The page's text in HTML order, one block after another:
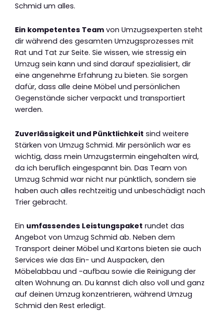
Schmid um alles.
Ein kompetentes Team von Umzugsexperten steht
dir während des gesamten Umzugsprozesses mit
Rat und Tat zur Seite. Sie wissen, wie stressig ein
Umzug sein kann und sind darauf spezialisiert, dir
eine angenehme Erfahrung zu bieten. Sie sorgen
dafür, dass alle deine Möbel und persönlichen
Gegenstände sicher verpackt und transportiert
werden.
Zuverlässigkeit und Pünktlichkeit sind weitere
Stärken von Umzug Schmid. Mir persönlich war es
wichtig, dass mein Umzugstermin eingehalten wird,
da ich beruflich eingespannt bin. Das Team von
Umzug Schmid war nicht nur pünktlich, sondern sie
haben auch alles rechtzeitig und unbeschädigt nach
Trier gebracht.
Ein umfassendes Leistungspaket rundet das
Angebot von Umzug Schmid ab. Neben dem
Transport deiner Möbel und Kartons bieten sie auch
Services wie das Ein- und Auspacken, den
Möbelabbau und -aufbau sowie die Reinigung der
alten Wohnung an. Du kannst dich also voll und ganz
auf deinen Umzug konzentrieren, während Umzug
Schmid den Rest erledigt.